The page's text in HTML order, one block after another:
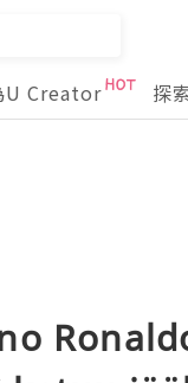
U Creator 探